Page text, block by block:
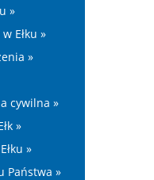
»
Ełku »
»
cywilna »
»
»
Państwa »